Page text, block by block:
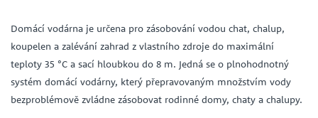
Domácí vodárna je určena pro zásobování vodou chat, chalup,
koupelen a zalévání zahrad z vlastního zdroje do maximální
teploty 35 °C a sací hloubkou do 8 m. Jedná se o plnohodnotný
systém domácí vodárny, který přepravovaným množstvím vody
bezproblémově zvládne zásobovat rodinné domy, chaty a chalupy.